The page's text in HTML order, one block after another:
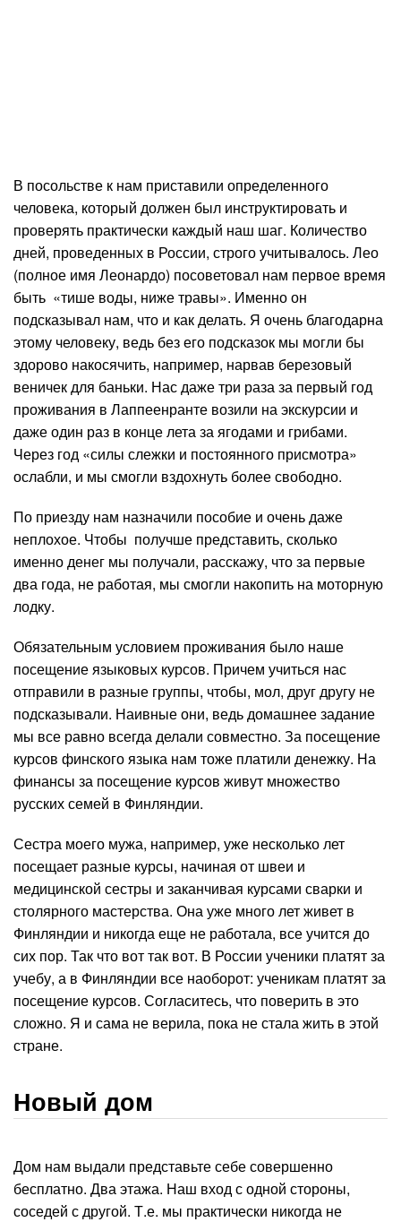
В посольстве к нам приставили определенного
человека, который должен был инструктировать и
проверять практически каждый наш шаг. Количество
дней, проведенных в России, строго учитывалось. Лео
(полное имя Леонардо) посоветовал нам первое время
быть «тише воды, ниже травы». Именно он
подсказывал нам, что и как делать. Я очень благодарна
этому человеку, ведь без его подсказок мы могли бы
здорово накосячить, например, нарвав березовый
веничек для баньки. Нас даже три раза за первый год
проживания в Лаппеенранте возили на экскурсии и
даже один раз в конце лета за ягодами и грибами.
Через год «силы слежки и постоянного присмотра»
ослабли, и мы смогли вздохнуть более свободно.
По приезду нам назначили пособие и очень даже
неплохое. Чтобы получше представить, сколько
именно денег мы получали, расскажу, что за первые
два года, не работая, мы смогли накопить на моторную
лодку.
Обязательным условием проживания было наше
посещение языковых курсов. Причем учиться нас
отправили в разные группы, чтобы, мол, друг другу не
подсказывали. Наивные они, ведь домашнее задание
мы все равно всегда делали совместно. За посещение
курсов финского языка нам тоже платили денежку. На
финансы за посещение курсов живут множество
русских семей в Финляндии.
Сестра моего мужа, например, уже несколько лет
посещает разные курсы, начиная от швеи и
медицинской сестры и заканчивая курсами сварки и
столярного мастерства. Она уже много лет живет в
Финляндии и никогда еще не работала, все учится до
сих пор. Так что вот так вот. В России ученики платят за
учебу, а в Финляндии все наоборот: ученикам платят за
посещение курсов. Согласитесь, что поверить в это
сложно. Я и сама не верила, пока не стала жить в этой
стране.
Новый дом
Дом нам выдали представьте себе совершенно
бесплатно. Два этажа. Наш вход с одной стороны,
соседей с другой. Т.е. мы практически никогда не